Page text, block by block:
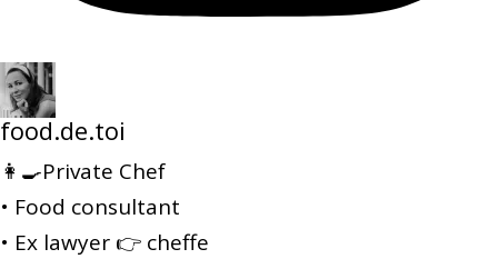
food.de.toi
👩‍🍳Private Chef
• Food consultant
• Ex lawyer 👉 cheffe